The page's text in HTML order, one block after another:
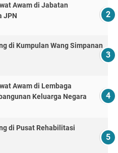
Awam di Jabatan
JPN
di Kumpulan Wang Simpanan
Awam di Lembaga
Keluarga Negara
di Pusat Rehabilitasi